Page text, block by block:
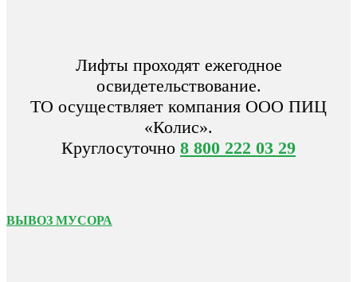
Лифты проходят ежегодное
освидетельствование.
ТО осуществляет компания ООО ПИЦ
«Колис».
Круглосуточно 8 800 222 03 29
ВЫВОЗ МУСОРА